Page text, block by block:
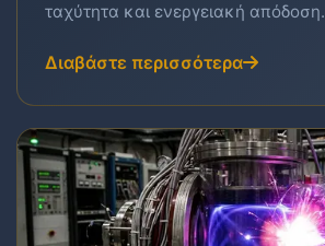
ταχύτητα και ενεργειακή απόδοση.
Διαβάστε περισσότερα